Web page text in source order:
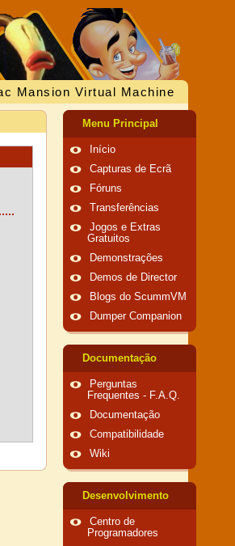
Mansion Virtual Machine
Menu Principal
Início
Capturas de Ecrã
Fóruns
Transferências
Jogos e Extras
Gratuitos
Demonstrações
Demos de Director
Blogs do ScummVM
Dumper Companion
Documentação
Perguntas
Frequentes - F.A.Q.
Documentação
Compatibilidade
Wiki
Desenvolvimento
Centro de
Programadores